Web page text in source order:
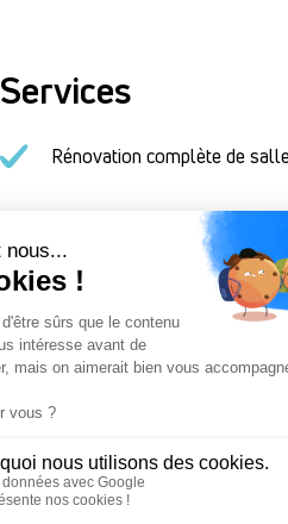
Services
Rénovation complète de
Au fil du Bain
Nos showrooms
Nos engagements